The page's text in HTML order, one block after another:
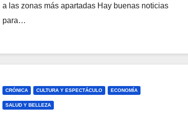
a las zonas más apartadas Hay buenas noticias
para…
CRÓNICA CULTURA Y ESPECTÁCULO ECONOMÍA
SALUD Y BELLEZA